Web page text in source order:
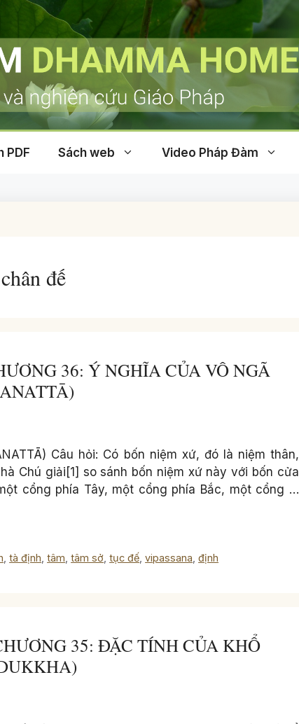
PDF Sách web Video Pháp Đàm
chân đế
36: Ý NGHĨA CỦA VÔ NGÃ
Câu hỏi: Có bốn niệm xứ, đó là niệm thân,
Chú giải[1] so sánh bốn niệm xứ này với bốn cửa
cổng phía Tây, một cổng phía Bắc, một cổng …
,tà định,tâm,tâm sở,tục đế,vipassana,định
35: ĐẶC TÍNH CỦA KHỔ